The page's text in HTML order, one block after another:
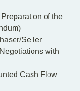
of the
Seller
with
Cash Flow